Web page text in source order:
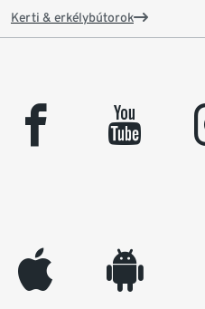
Kerti & erkélybútorok
facebook youtube
appleinc android